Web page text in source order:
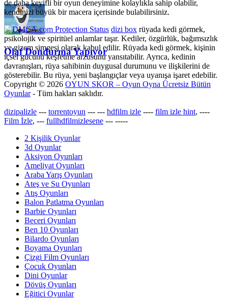
Olaf Dondurma Yapıyor
de daha keyifli bir oyun deneyimine kolaylıkla sahip olabilir,
kendinizi büyük bir macera içerisinde bulabilirsiniz.
dizi box rüyada kedi görmek​,
psikolojik ve spiritüel anlamlar taşır. Kediler, özgürlük, bağımsızlık
ve gizem simgesi olarak kabul edilir. Rüyada kedi görmek, kişinin
içsel gücünü keşfetme arzusunu yansıtabilir. Ayrıca, kedinin
davranışları, rüya sahibinin duygusal durumunu ve ilişkilerini de
gösterebilir. Bu rüya, yeni başlangıçlar veya uyanışa işaret edebilir.
Copyright © 2026 OYUN SKOR – Oyun Oyna Ücretsiz Bütün
Oyunlar- Tüm hakları saklıdır.
dizipalizle --- torrentoyun --- --- hdfilm izle ---- film izle hint, ----
Film İzle, --- fullhdfilmizlesene --- -----
2 Kişilik Oyunlar
3d Oyunlar
Aksiyon Oyunları
Ameliyat Oyunları
Araba Yarış Oyunları
Ateş ve Su Oyunları
Atış Oyunları
Balon Patlatma Oyunları
Barbie Oyunları
Beceri Oyunları
Ben 10 Oyunları
Bilardo Oyunları
Boyama Oyunları
Çizgi Film Oyunları
Çocuk Oyunları
Dini Oyunlar
Dövüş Oyunları
Eğitici Oyunlar